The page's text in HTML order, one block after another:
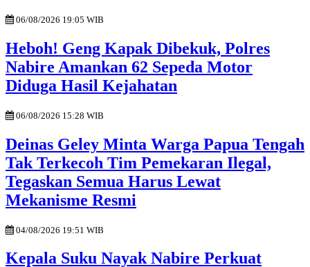
06/08/2026 19:05 WIB
Heboh! Geng Kapak Dibekuk, Polres
Nabire Amankan 62 Sepeda Motor
Diduga Hasil Kejahatan
06/08/2026 15:28 WIB
Deinas Geley Minta Warga Papua Tengah
Tak Terkecoh Tim Pemekaran Ilegal,
Tegaskan Semua Harus Lewat
Mekanisme Resmi
04/08/2026 19:51 WIB
Kepala Suku Nayak Nabire Perkuat